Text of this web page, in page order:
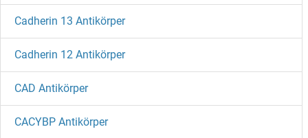
Cadherin 13 Antikörper
Cadherin 12 Antikörper
CAD Antikörper
CACYBP Antikörper